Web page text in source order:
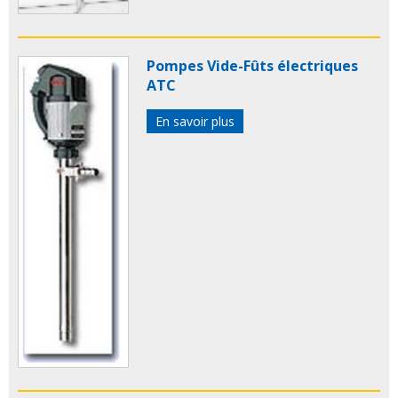
Pompes Vide-Fûts électriques
ATC
En savoir plus